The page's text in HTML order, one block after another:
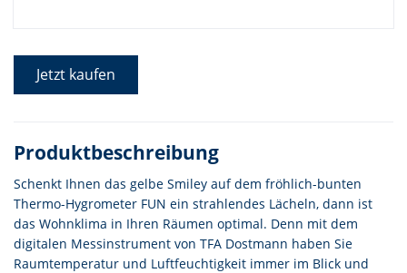
Jetzt kaufen
Produktbeschreibung
Schenkt Ihnen das gelbe Smiley auf dem fröhlich-bunten
Thermo-Hygrometer FUN ein strahlendes Lächeln, dann ist
das Wohnklima in Ihren Räumen optimal. Denn mit dem
digitalen Messinstrument von TFA Dostmann haben Sie
Raumtemperatur und Luftfeuchtigkeit immer im Blick und